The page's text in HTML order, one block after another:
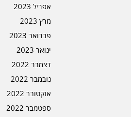
אפריל 2023
מרץ 2023
פברואר 2023
ינואר 2023
דצמבר 2022
נובמבר 2022
אוקטובר 2022
ספטמבר 2022